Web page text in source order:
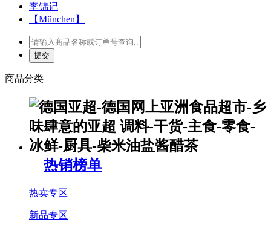
李锦记
【München】
商品分类
热销榜单
热卖专区
新品专区